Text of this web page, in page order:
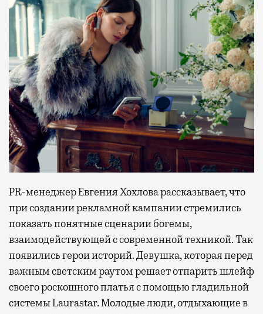
PR-менеджер Евгения Хохлова рассказывает, что
при создании рекламной кампании стремились
показать понятные сценарии богемы,
взаимодействующей с современной техникой. Так
появились герои историй. Девушка, которая перед
важным светским раутом решает отпарить шлейф
своего роскошного платья с помощью гладильной
системы Laurastar. Молодые люди, отдыхающие в